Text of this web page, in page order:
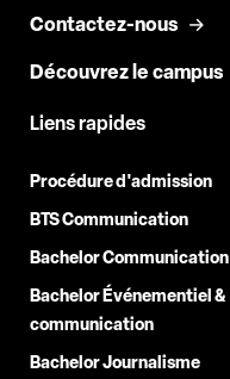
Contactez-nous
Découvrez le campus
Liens rapides
Procédure d'admission
BTS Communication
Bachelor Communication
Bachelor Événementiel &
communication
Bachelor Journalisme